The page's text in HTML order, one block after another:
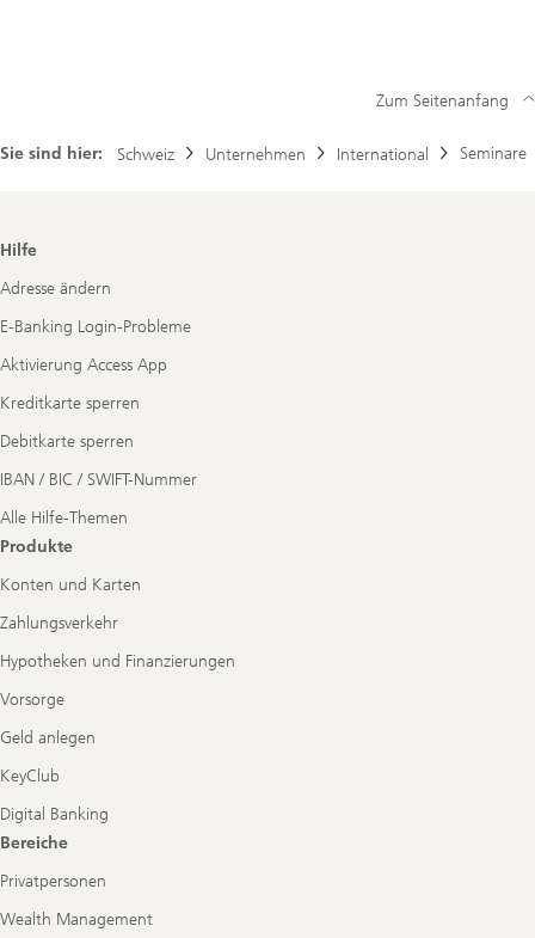
Sie sind hier: Schweiz Unternehmen International Seminare
Zum Seitenanfang
Footer
Hilfe
Adresse ändern
E-Banking Login-Probleme
Aktivierung Access App
Kreditkarte sperren
Debitkarte sperren
IBAN / BIC / SWIFT-Nummer
Alle Hilfe-Themen
Produkte
Konten und Karten
Zahlungsverkehr
Hypotheken und Finanzierungen
Vorsorge
Geld anlegen
KeyClub
Digital Banking
Bereiche
Privatpersonen
Wealth Management